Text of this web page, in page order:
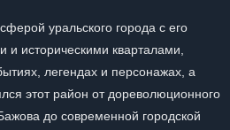
уральского города с его
и историческими кварталами,
легендах и персонажах, а
этот район от дореволюционного
до современной городской